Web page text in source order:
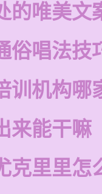
的唯美文
俗唱法技
训机构哪
来能干嘛
克里里怎